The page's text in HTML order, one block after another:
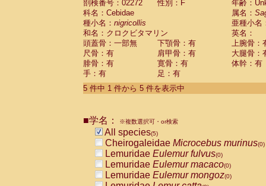
(0)
Cercopithecidae Cercocebus agilis (0)
Cercopithecidae
Cercocebus
Cercopithecidae
Cercocebus
CercopithecidaeCercocebus
CercopithecidaeCercocebus
CercopithecidaeCercocebus hybrid(0)
CercopithecidaeCercocebus
CercopithecidaeLophocebus
CercopithecidaePapio hamadryas
Cercopithecidae
CercopithecidaePapiospp. (0)
CercopithecidaeMandrillus
CercopithecidaeMandrillus sphinx
CercopithecidaeTheropithecus
CercopithecidaeMacaca arctoides
剖検番号：02272
性別：F
年齢：
科名：Cebidae
属名：
種小名： nigricollis
亜種小名
和名：クロクビタマリン
英名：
頭蓋骨：一部無
下顎骨：有
上腕骨：
尺骨：有
肩甲骨：有
大腿骨：
腓骨：有
寛骨：有
体幹：有
手：有
足：有
5 件中 1 件から 5 件を表示中
■学名： ※複数選択可・or検索
All species(5)
Cheirogaleidae Microcebus murinus(0)
Lemuridae Eulemur fulvus(0)
Lemuridae Eulemur macaco(0)
Lemuridae Eulemur mongoz(0)